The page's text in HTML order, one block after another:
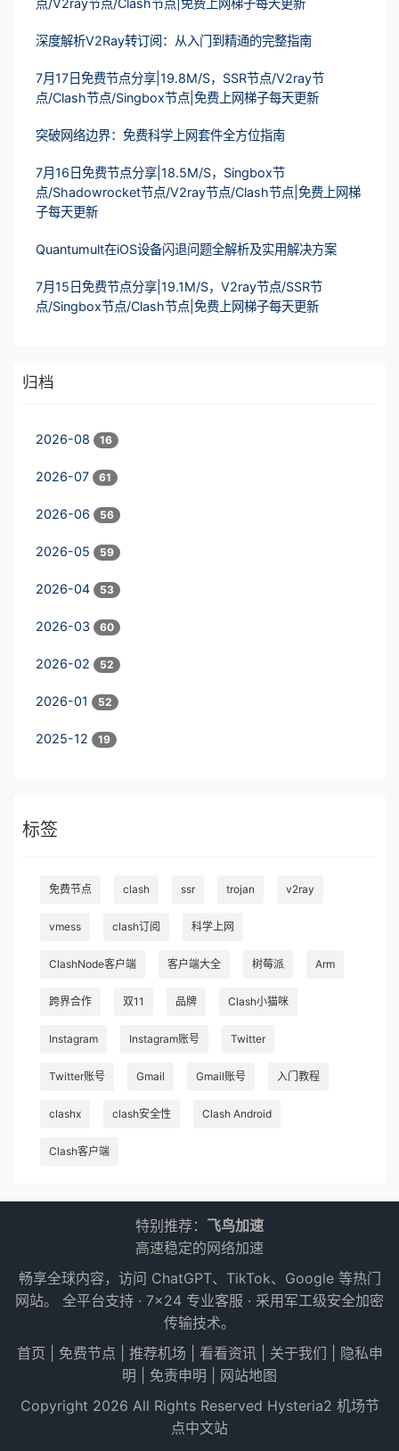
点/V2ray节点/Clash节点|免费上网梯子每天更新
深度解析V2Ray转订阅：从入门到精通的完整指南
7月17日免费节点分享|19.8M/S，SSR节点/V2ray节
点/Clash节点/Singbox节点|免费上网梯子每天更新
突破网络边界：免费科学上网套件全方位指南
7月16日免费节点分享|18.5M/S，Singbox节
点/Shadowrocket节点/V2ray节点/Clash节点|免费上网梯
子每天更新
Quantumult在iOS设备闪退问题全解析及实用解决方案
7月15日免费节点分享|19.1M/S，V2ray节点/SSR节
点/Singbox节点/Clash节点|免费上网梯子每天更新
归档
2026-08 16
2026-07 61
2026-06 56
2026-05 59
2026-04 53
2026-03 60
2026-02 52
2026-01 52
2025-12 19
标签
免费节点 clash ssr trojan v2ray
vmess clash订阅 科学上网
ClashNode客户端 客户端大全 树莓派 Arm
跨界合作 双11 品牌 Clash小猫咪
Instagram Instagram账号 Twitter
Twitter账号 Gmail Gmail账号 入门教程
clashx clash安全性 Clash Android
Clash客户端
特别推荐： 飞鸟加速
高速稳定的网络加速
畅享全球内容，访问 ChatGPT、TikTok、Google 等热门
网站。 全平台支持 · 7×24 专业客服 · 采用军工级安全加密
传输技术。
首页
免费节点 推荐机场 看看资讯| 关于我们
隐私申
明
免责申明
网站地图
Copyright 2026 All Rights Reserved Hysteria2 机场节
点中文站